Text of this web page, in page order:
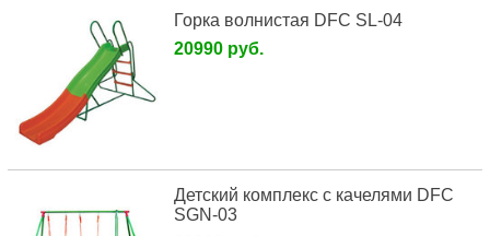
Горка волнистая DFC SL-04
20990 руб.
Детский комплекс с качелями DFC
SGN-03